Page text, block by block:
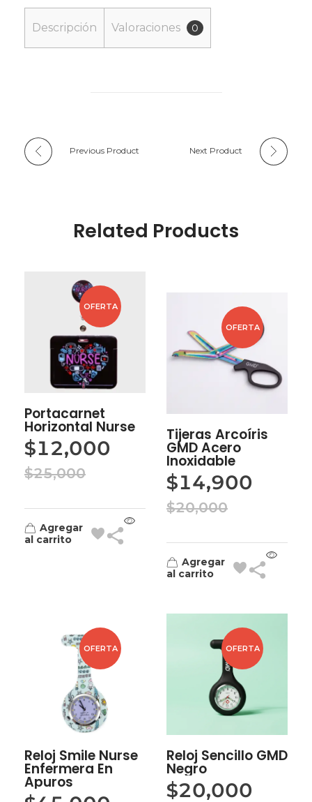
Descripción Valoraciones 0
Previous Product Next Product
Related Products
OFERTA
Portacarnet
Horizontal Nurse
$12,000
$25,000
Agregar
al carrito
OFERTA
Tijeras Arcoíris
GMD Acero
Inoxidable
$14,900
$20,000
Agregar
al carrito
OFERTA
Reloj Smile Nurse
Enfermera En
Apuros
OFERTA
Reloj Sencillo GMD
Negro
$20,000